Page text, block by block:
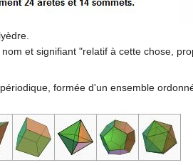
et signifiant "relatif à cette chose,
formée d'un ensemble